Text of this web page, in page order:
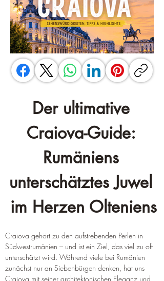
Der ultimative
Craiova-Guide:
Rumäniens
unterschätztes Juwel
im Herzen Olteniens
Craiova gehört zu den aufstrebenden Perlen in
Südwestrumänien – und ist ein Ziel, das viel zu oft
unterschätzt wird. Während viele bei Rumänien
zunächst nur an Siebenbürgen denken, hat uns
Craiova mit seiner architektonischen Eleganz und